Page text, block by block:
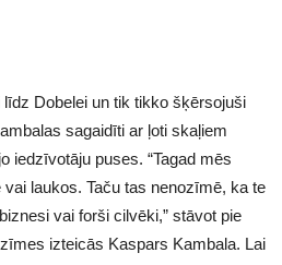
Dobelei un tik tikko šķērsojuši
sagaidīti ar ļoti skaļiem
iedzīvotāju puses. “Tagad mēs
laukos. Taču tas nenozīmē, ka te
vai forši cilvēki,” stāvot pie
izteicās Kaspars Kambala. Lai